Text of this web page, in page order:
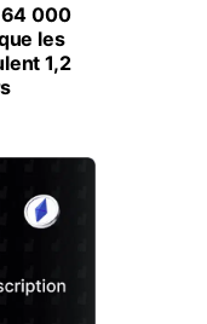
64 000
les
1,2